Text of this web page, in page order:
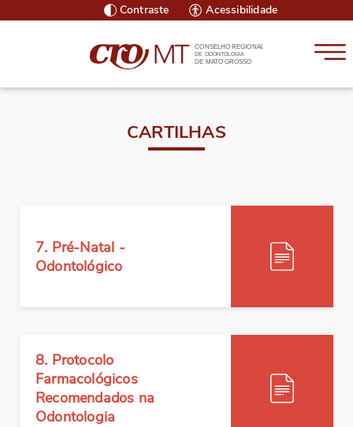
Contraste Acessibilidade
CONSELHO REGIONAL
DE ODONTOLOGIA
DE MATO GROSSO
CARTILHAS
7. Pré-Natal -
Odontológico
BAIXAR
8. Protocolo
Farmacológicos
Recomendados na
Odontologia